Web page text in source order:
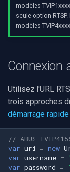
modèles
seule option
modèles TVIP4xxxx.
Connexion
Utilisez l'URL
trois approches
démarrage rapide
// ABUS
var uri = new
var username =
var password =